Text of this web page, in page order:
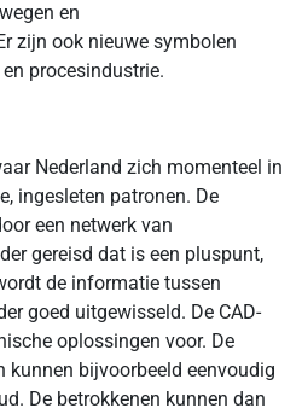
en
zijn ook nieuwe symbolen
procesindustrie.
Nederland zich momenteel in
ingesleten patronen. De
een netwerk van
gereisd dat is een pluspunt,
de informatie tussen
goed uitgewisseld. De CAD-
oplossingen voor. De
kunnen bijvoorbeeld eenvoudig
De betrokkenen kunnen dan